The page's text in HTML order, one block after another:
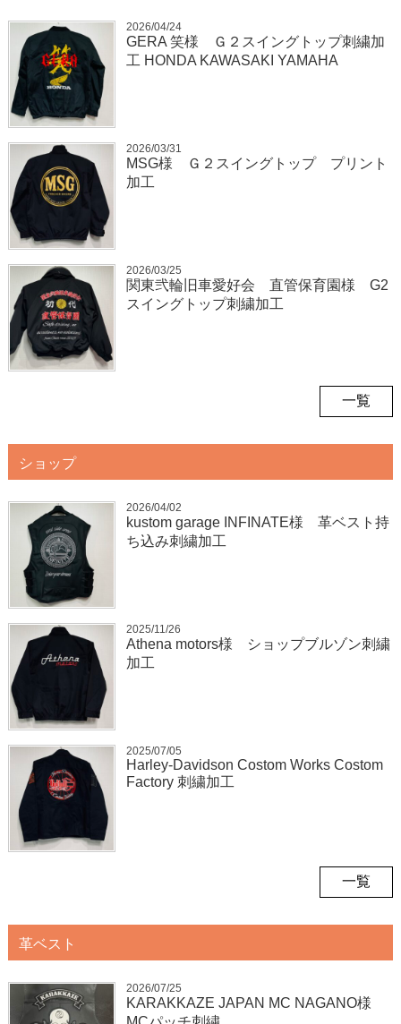
2026/04/24
GERA 笑様 Ｇ２スイングトップ刺繍加
工 HONDA KAWASAKI YAMAHA
2026/03/31
MSG様 Ｇ２スイングトップ プリント
加工
2026/03/25
関東弐輪旧車愛好会 直管保育園様 G2
スイングトップ刺繍加工
一覧
ショップ
2026/04/02
kustom garage INFINATE様 革ベスト持
ち込み刺繍加工
2025/11/26
Athena motors様 ショップブルゾン刺繍
加工
2025/07/05
Harley-Davidson Costom Works Costom
Factory 刺繍加工
一覧
革ベスト
2026/07/25
KARAKKAZE JAPAN MC NAGANO様